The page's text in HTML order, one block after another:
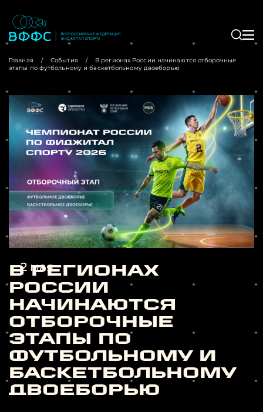
Главная / События /
В регионах России начинаются отборочные
этапы по футбольному и баскетбольному двоеборью
2 мая
В регионах
России
начинаются
отборочные
этапы по
футбольному и
баскетбольному
двоеборью